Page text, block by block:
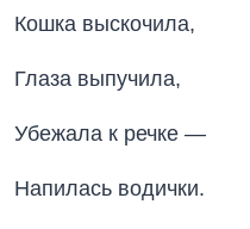
Кошка выскочила,
Глаза выпучила,
Убежала к речке —
Напилась водички.